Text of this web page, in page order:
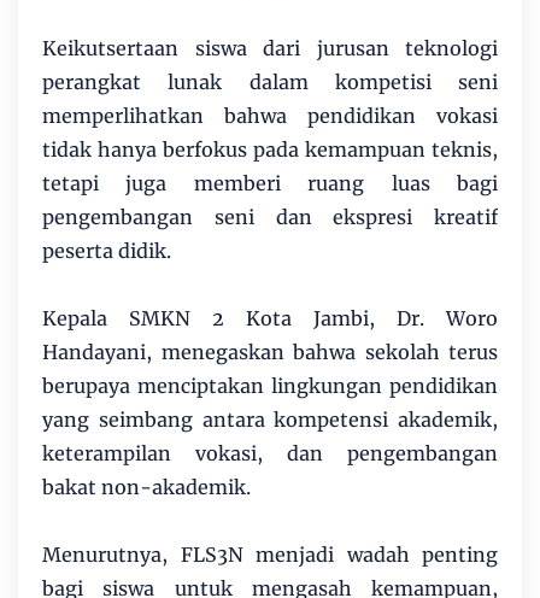
Keikutsertaan siswa dari jurusan teknologi
perangkat lunak dalam kompetisi seni
memperlihatkan bahwa pendidikan vokasi
tidak hanya berfokus pada kemampuan teknis,
tetapi juga memberi ruang luas bagi
pengembangan seni dan ekspresi kreatif
peserta didik.
Kepala SMKN 2 Kota Jambi, Dr. Woro
Handayani, menegaskan bahwa sekolah terus
berupaya menciptakan lingkungan pendidikan
yang seimbang antara kompetensi akademik,
keterampilan vokasi, dan pengembangan
bakat non-akademik.
Menurutnya, FLS3N menjadi wadah penting
bagi siswa untuk mengasah kemampuan,